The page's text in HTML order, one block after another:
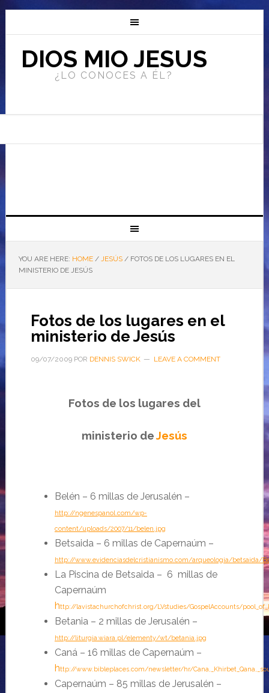
DIOS MIO JESUS
¿LO CONOCES A ÉL?
YOU ARE HERE: HOME / JESÚS /FOTOS DE LOS LUGARES EN EL
MINISTERIO DE JESÚS
Fotos de los lugares en el
ministerio de Jesús
09/07/2009POR DENNIS SWICK LEAVE A COMMENT
Fotos de los lugares del
ministerio deJesús
Belén – 6 millas de Jerusalén –
http://ngenespanol.com/wp-
content/uploads/2007/11/belen.jpg
Betsaida – 6 millas de Capernaúm –
http://www.evidenciasdelcristianismo.com/arqueologia/betsaida/
La Piscina de Betsaida – 6 millas de
Capernaúm
http://lavistachurchofchrist.org/LVstudies/GospelAccounts/
Betania – 2 millas de Jerusalén –
http://liturgia.wiara.pl/elementy/wt/betania.jpg
Caná – 16 millas de Capernaúm –
http://www.bibleplaces.com/newsletter/hr/
Capernaúm – 85 millas de Jerusalén –